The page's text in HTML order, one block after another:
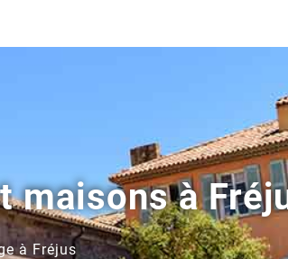
maisons à
à Fréjus